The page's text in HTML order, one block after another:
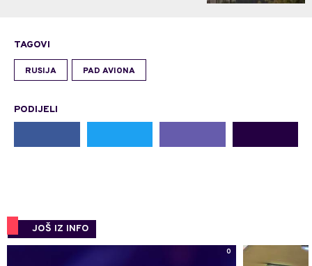
TAGOVI
RUSIJA PAD AVIONA
PODIJELI
JOŠ IZ INFO
0